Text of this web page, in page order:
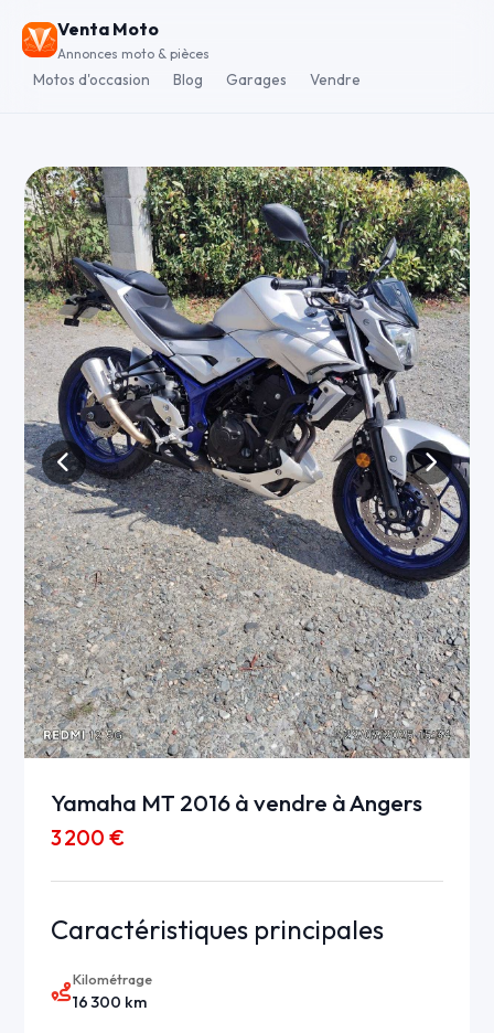
Venta Moto
Annonces moto & pièces
Motos d'occasion Blog Garages Vendre
Yamaha MT 2016 à vendre à Angers
3 200 €
Caractéristiques principales
Kilométrage
16 300 km